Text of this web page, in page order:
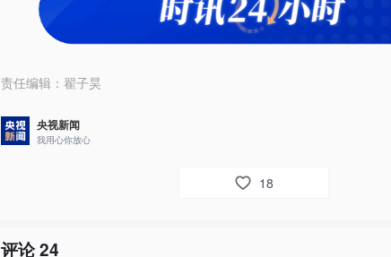
责任编辑： 翟子昊
央视新闻
我用心你放心
18
评论24